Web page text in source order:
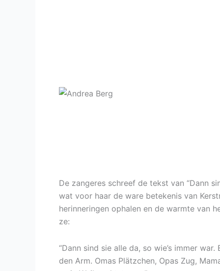
De zangeres schreef de tekst van “Dann
wat voor haar de ware betekenis van
herinneringen ophalen en de warmte van
ze:
“Dann sind sie alle da, so wie’s immer
den Arm. Omas Plätzchen, Opas Zug,